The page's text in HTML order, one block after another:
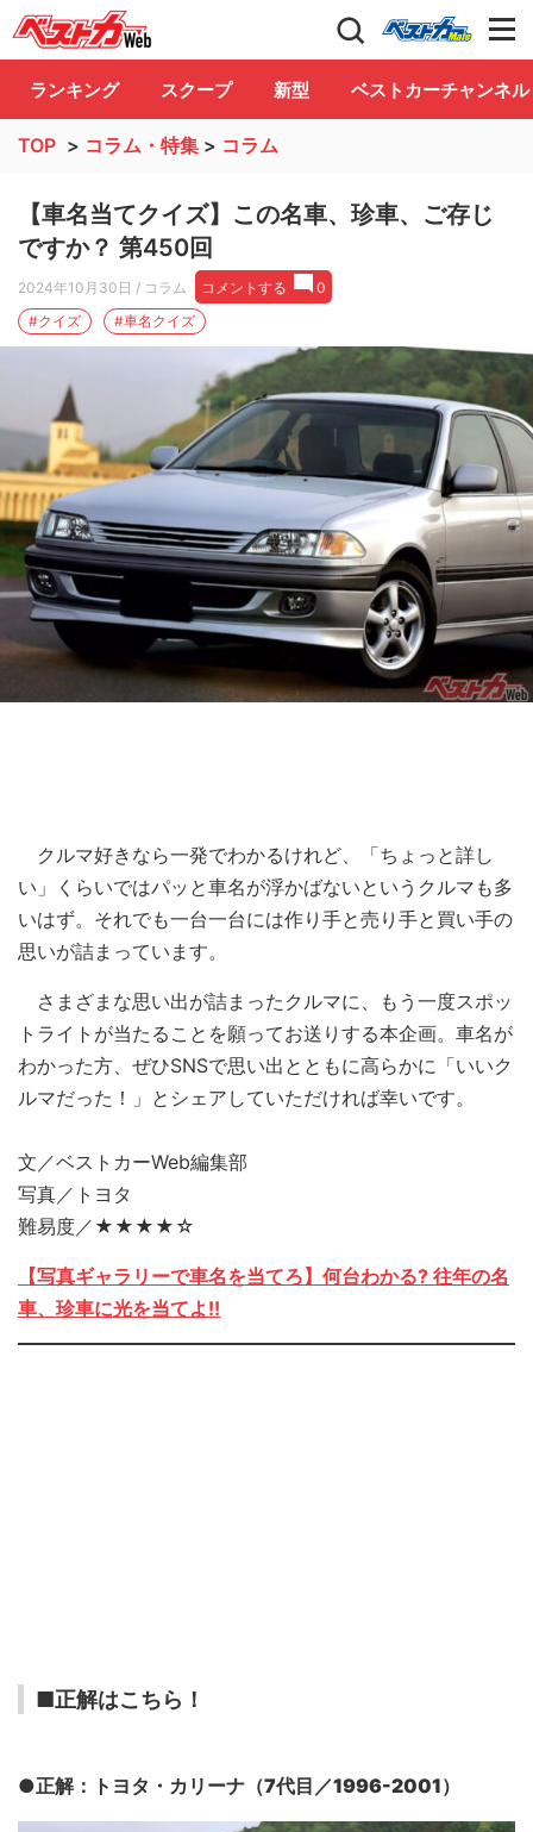
自動車情報誌「ベストカー」 Club
ランキング スクープ 新型 ベストカーチャンネル
TOP > コラム・特集 > コラム
【車名当てクイズ】この名車、珍車、ご存じ
ですか？ 第450回
2024年10月30日 / コラム コメントする
0
#クイズ
#車名クイズ
クルマ好きなら一発でわかるけれど、「ちょっと詳し
い」くらいではパッと車名が浮かばないというクルマも多
いはず。それでも一台一台には作り手と売り手と買い手の
思いが詰まっています。
さまざまな思い出が詰まったクルマに、もう一度スポッ
トライトが当たることを願ってお送りする本企画。車名が
わかった方、ぜひSNSで思い出とともに高らかに「いいク
ルマだった！」とシェアしていただければ幸いです。
文／ベストカーWeb編集部
写真／トヨタ
難易度／★★★★☆
【写真ギャラリーで車名を当てろ】何台わかる? 往年の名
車、珍車に光を当てよ!!
■正解はこちら！
●正解： トヨタ・カリーナ（7代目／1996-2001）